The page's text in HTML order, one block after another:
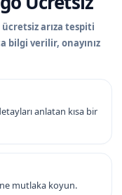
arıza tespiti
bilgi verilir, onayınız
anlatan kısa bir
mutlaka koyun.